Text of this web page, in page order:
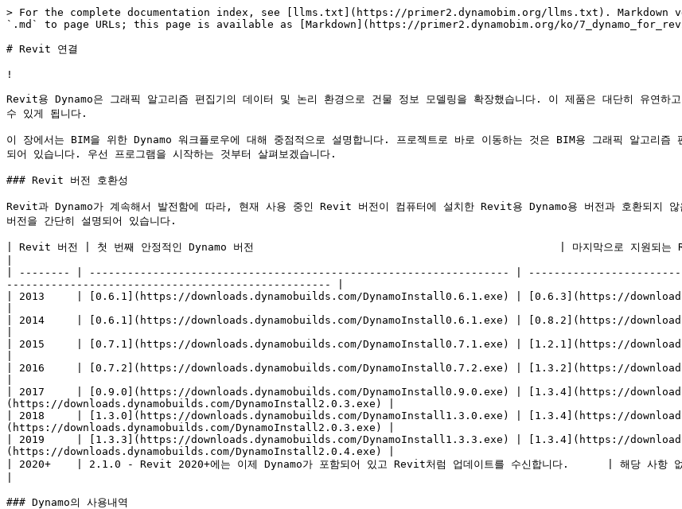
> For the complete documentation index, see [llms.txt](https://primer2.dynamobim.org/llms.txt). Markdown
`.md` to page URLs; this page is available as [Markdown](https://primer2.dynamobim.org/ko/
# Revit 연결
!
Revit용 Dynamo은 그래픽 알고리즘 편집기의 데이터 및 논리 환경으로 건물 정보 모델링을 확장했습니다. 이 제품은 대단히 유연하
수 있게 됩니다.
이 장에서는 BIM을 위한 Dynamo 워크플로우에 대해 중점적으로 설명합니다. 프로젝트로 바로 이동하는 것은 BIM용 그래픽 알고리
되어 있습니다. 우선 프로그램을 시작하는 것부터 살펴보겠습니다.
### Revit 버전 호환성
Revit과 Dynamo가 계속해서 발전함에 따라, 현재 사용 중인 Revit 버전이 컴퓨터에 설치한 Revit용 Dynamo용 버전과 호환되지
버전을 간단히 설명되어 있습니다.
| Revit 버전 | 첫 번째 안정적인 Dynamo 버전                                                | 마지막으로 지원되는
| -------- | ------------------------------------------------------------------ |
--------------------------------------------------- |
| 2013     | [0.6.1](https://downloads.dynamobuilds.com/DynamoInstall0.6.1.exe) | [0.6.3](https://
| 2014     | [0.6.1](https://downloads.dynamobuilds.com/DynamoInstall0.6.1.exe) | [0.8.2](https://
| 2015     | [0.7.1](https://downloads.dynamobuilds.com/DynamoInstall0.7.1.exe) | [1.2.1](https://
| 2016     | [0.7.2](https://downloads.dynamobuilds.com/DynamoInstall0.7.2.exe) | [1.3.2](https://
| 2017     | [0.9.0](https://downloads.dynamobuilds.com/DynamoInstall0.9.0.exe) | [1.3.4](https://
(https://downloads.dynamobuilds.com/DynamoInstall2.0.3.exe) |
| 2018     | [1.3.0](https://downloads.dynamobuilds.com/DynamoInstall1.3.0.exe) | [1.3.4](https://
(https://downloads.dynamobuilds.com/DynamoInstall2.0.3.exe) |
| 2019     | [1.3.3](https://downloads.dynamobuilds.com/DynamoInstall1.3.3.exe) | [1.3.4](https://
(https://downloads.dynamobuilds.com/DynamoInstall2.0.4.exe) |
| 2020+    | 2.1.0 - Revit 2020+에는 이제 Dynamo가 포함되어 있고 Revit처럼 업데이트를 수신합니다.      | 해당 사항
### Dynamo의 사용내역